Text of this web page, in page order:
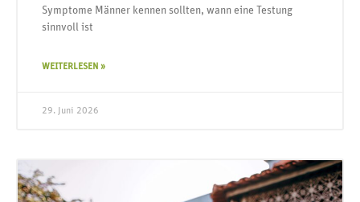
Symptome Männer kennen sollten, wann eine Testung
sinnvoll ist
WEITERLESEN »
29. Juni 2026